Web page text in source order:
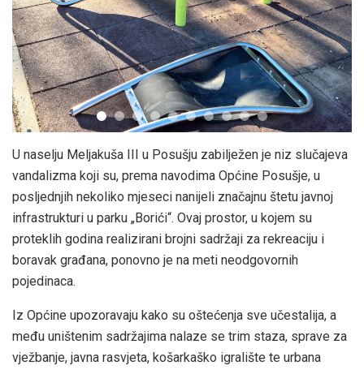
U naselju Meljakuša III u Posušju zabilježen je niz slučajeva
vandalizma koji su, prema navodima Općine Posušje, u
posljednjih nekoliko mjeseci nanijeli značajnu štetu javnoj
infrastrukturi u parku „Borići“. Ovaj prostor, u kojem su
proteklih godina realizirani brojni sadržaji za rekreaciju i
boravak građana, ponovno je na meti neodgovornih
pojedinaca.
Iz Općine upozoravaju kako su oštećenja sve učestalija, a
među uništenim sadržajima nalaze se trim staza, sprave za
vježbanje, javna rasvjeta, košarkaško igralište te urbana